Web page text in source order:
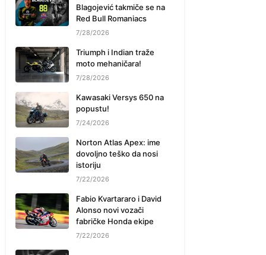
Blagojević takmiče se na
Red Bull Romaniacs
7/28/2026
Triumph i Indian traže
moto mehaničara!
7/28/2026
Kawasaki Versys 650 na
popustu!
7/24/2026
Norton Atlas Apex: ime
dovoljno teško da nosi
istoriju
7/22/2026
Fabio Kvartararo i David
Alonso novi vozači
fabričke Honda ekipe
7/22/2026